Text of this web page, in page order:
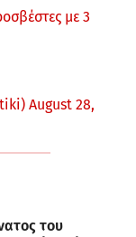
με 3
August 28,
του